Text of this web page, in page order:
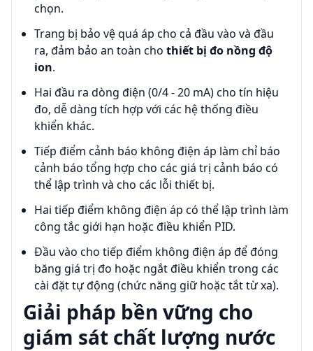
chọn.
Trang bị bảo vệ quá áp cho cả đầu vào và đầu
ra, đảm bảo an toàn cho thiết bị đo nồng độ
ion.
Hai đầu ra dòng điện (0/4 - 20 mA) cho tín hiệu
đo, dễ dàng tích hợp với các hệ thống điều
khiển khác.
Tiếp điểm cảnh báo không điện áp làm chỉ báo
cảnh báo tổng hợp cho các giá trị cảnh báo có
thể lập trình và cho các lỗi thiết bị.
Hai tiếp điểm không điện áp có thể lập trình làm
công tắc giới hạn hoặc điều khiển PID.
Đầu vào cho tiếp điểm không điện áp để đóng
băng giá trị đo hoặc ngắt điều khiển trong các
cài đặt tự động (chức năng giữ hoặc tắt từ xa).
Giải pháp bền vững cho
giám sát chất lượng nước